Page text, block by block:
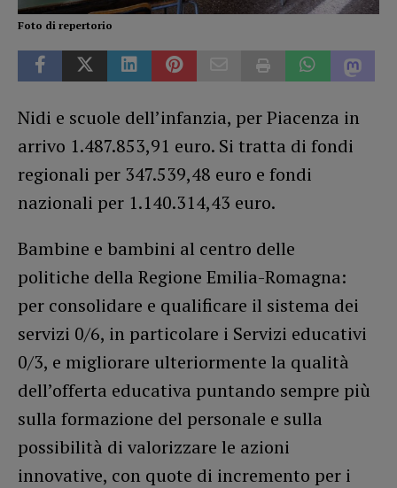
Foto di repertorio
Nidi e scuole dell’infanzia, per Piacenza in
arrivo 1.487.853,91 euro. Si tratta di fondi
regionali per 347.539,48 euro e fondi
nazionali per 1.140.314,43 euro.
Bambine e bambini al centro delle
politiche della Regione Emilia-Romagna:
per consolidare e qualificare il sistema dei
servizi 0/6, in particolare i Servizi educativi
0/3, e migliorare ulteriormente la qualità
dell’offerta educativa puntando sempre più
sulla formazione del personale e sulla
possibilità di valorizzare le azioni
innovative, con quote di incremento per i